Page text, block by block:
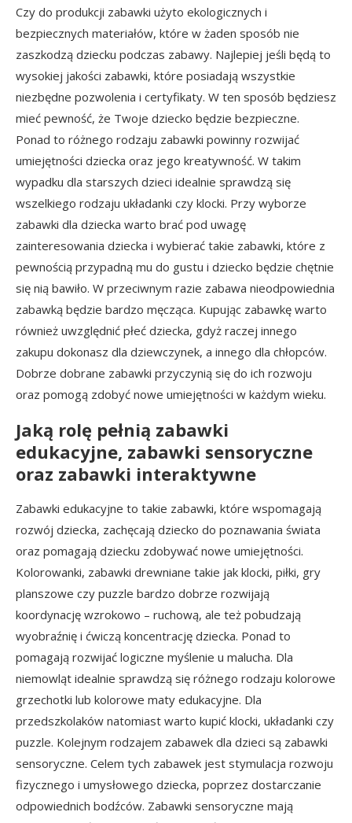
Czy do produkcji zabawki użyto ekologicznych i
bezpiecznych materiałów, które w żaden sposób nie
zaszkodzą dziecku podczas zabawy. Najlepiej jeśli będą to
wysokiej jakości zabawki, które posiadają wszystkie
niezbędne pozwolenia i certyfikaty. W ten sposób będziesz
mieć pewność, że Twoje dziecko będzie bezpieczne.
Ponad to różnego rodzaju zabawki powinny rozwijać
umiejętności dziecka oraz jego kreatywność. W takim
wypadku dla starszych dzieci idealnie sprawdzą się
wszelkiego rodzaju układanki czy klocki. Przy wyborze
zabawki dla dziecka warto brać pod uwagę
zainteresowania dziecka i wybierać takie zabawki, które z
pewnością przypadną mu do gustu i dziecko będzie chętnie
się nią bawiło. W przeciwnym razie zabawa nieodpowiednia
zabawką będzie bardzo męcząca. Kupując zabawkę warto
również uwzględnić płeć dziecka, gdyż raczej innego
zakupu dokonasz dla dziewczynek, a innego dla chłopców.
Dobrze dobrane zabawki przyczynią się do ich rozwoju
oraz pomogą zdobyć nowe umiejętności w każdym wieku.
Jaką rolę pełnią zabawki
edukacyjne, zabawki sensoryczne
oraz zabawki interaktywne
Zabawki edukacyjne to takie zabawki, które wspomagają
rozwój dziecka, zachęcają dziecko do poznawania świata
oraz pomagają dziecku zdobywać nowe umiejętności.
Kolorowanki, zabawki drewniane takie jak klocki, piłki, gry
planszowe czy puzzle bardzo dobrze rozwijają
koordynację wzrokowo – ruchową, ale też pobudzają
wyobraźnię i ćwiczą koncentrację dziecka. Ponad to
pomagają rozwijać logiczne myślenie u malucha. Dla
niemowląt idealnie sprawdzą się różnego rodzaju kolorowe
grzechotki lub kolorowe maty edukacyjne. Dla
przedszkolaków natomiast warto kupić klocki, układanki czy
puzzle. Kolejnym rodzajem zabawek dla dzieci są zabawki
sensoryczne. Celem tych zabawek jest stymulacja rozwoju
fizycznego i umysłowego dziecka, poprzez dostarczanie
odpowiednich bodźców. Zabawki sensoryczne mają